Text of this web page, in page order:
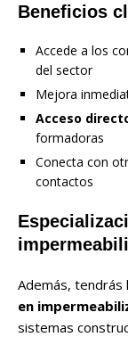
Beneficios
Accede a los
del sector
Mejora
Acceso
formadoras
Conecta con
contactos
Además,
en
sistemas